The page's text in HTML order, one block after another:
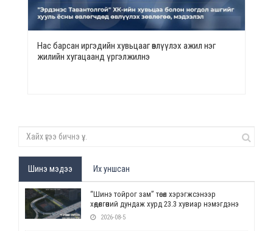
Нас барсан иргэдийн хувьцааг өвлүүлэх ажил нэг
жилийн хугацаанд үргэлжилнэ
Шинэ мэдээ Их уншсан
“Шинэ тойрог зам” төсөл хэрэгжсэнээр
хөдөлгөөний дундаж хурд 23.3 хувиар нэмэгдэнэ
2026-08-5